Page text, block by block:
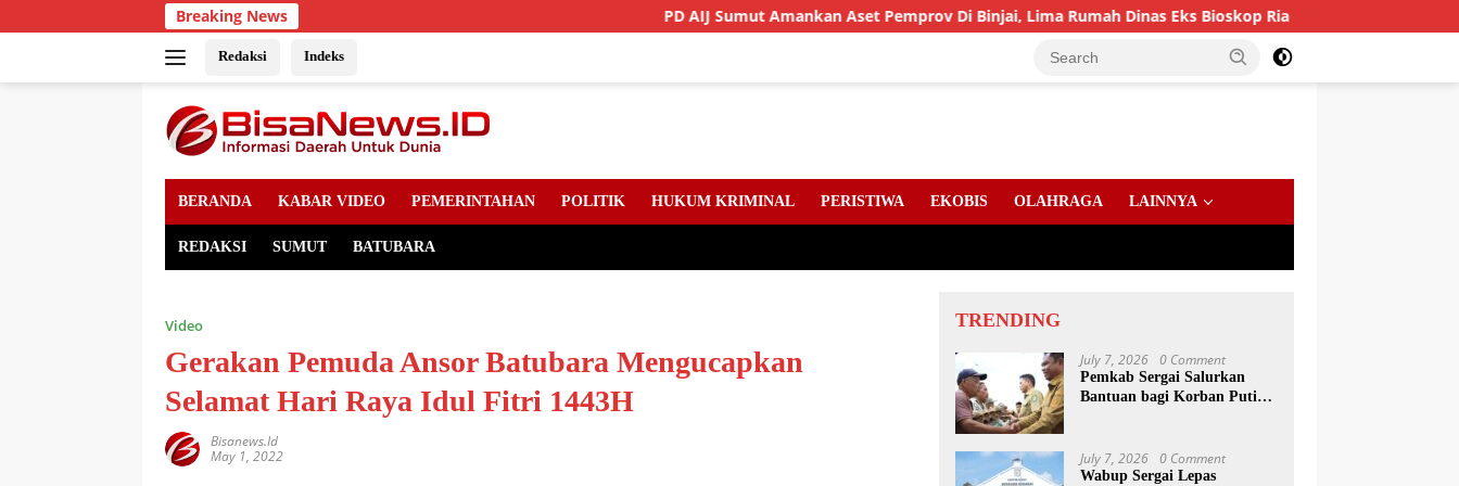
to
Breaking News PD AIJ Sumut Amankan Aset Pemprov Di Binjai, Lima Rumah Dinas Eks Bioskop Ria Dibongkar
Redaksi Indeks
BERANDA KABAR VIDEO PEMERINTAHAN POLITIK HUKUM KRIMINAL PERISTIWA EKOBIS OLAHRAGA LAINNYA
REDAKSI SUMUT BATUBARA
Video
Gerakan Pemuda Ansor Batubara Mengucapkan
Selamat Hari Raya Idul Fitri 1443H
Bisanews.id
May 1, 2022
TRENDING
July 7, 2026 0 Comment
Pemkab Sergai Salurkan
Bantuan bagi Korban Puting
July 7, 2026 0 Comment
Wabup Sergai Lepas